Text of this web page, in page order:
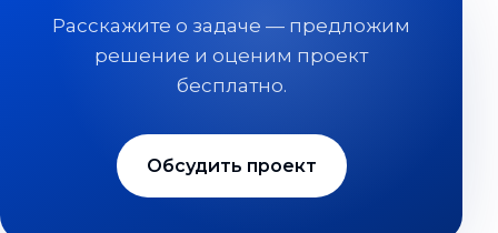
Расскажите о задаче — предложим
решение и оценим проект
бесплатно.
Обсудить проект